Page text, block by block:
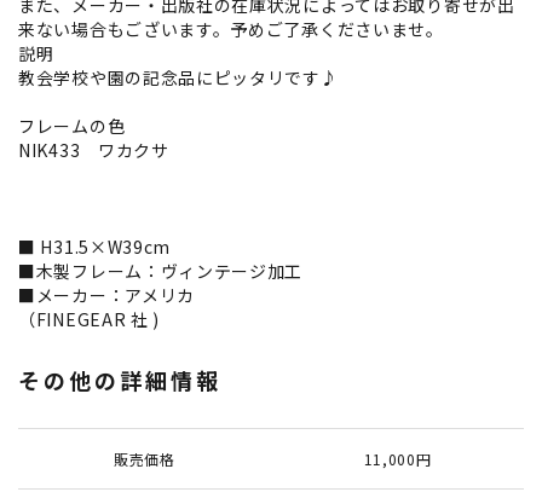
また、メーカー・出版社の在庫状況によってはお取り寄せが出
来ない場合もございます。予めご了承くださいませ。
説明
教会学校や園の記念品にピッタリです♪
フレームの色
NIK433 ワカクサ
■ H31.5×W39cm
■木製フレーム：ヴィンテージ加工
■メーカー：アメリカ
（FINEGEAR 社 )
その他の詳細情報
販売価格 11,000円